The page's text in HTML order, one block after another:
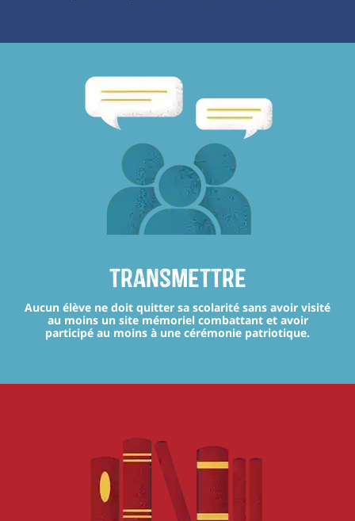
transmettre
Aucun élève ne doit quitter sa scolarité sans avoir visité
au moins un site mémoriel combattant et avoir
participé au moins à une cérémonie patriotique.